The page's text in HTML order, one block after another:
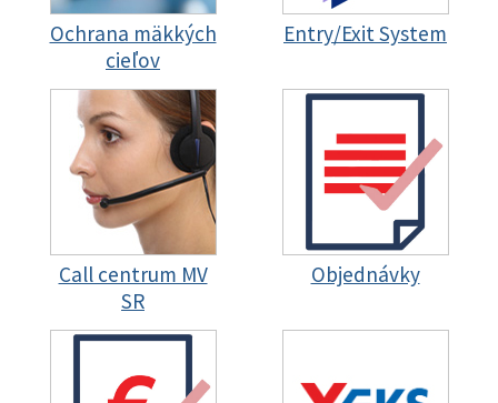
Ochrana mäkkých
cieľov
Entry/Exit System
Call centrum MV
SR
Objednávky